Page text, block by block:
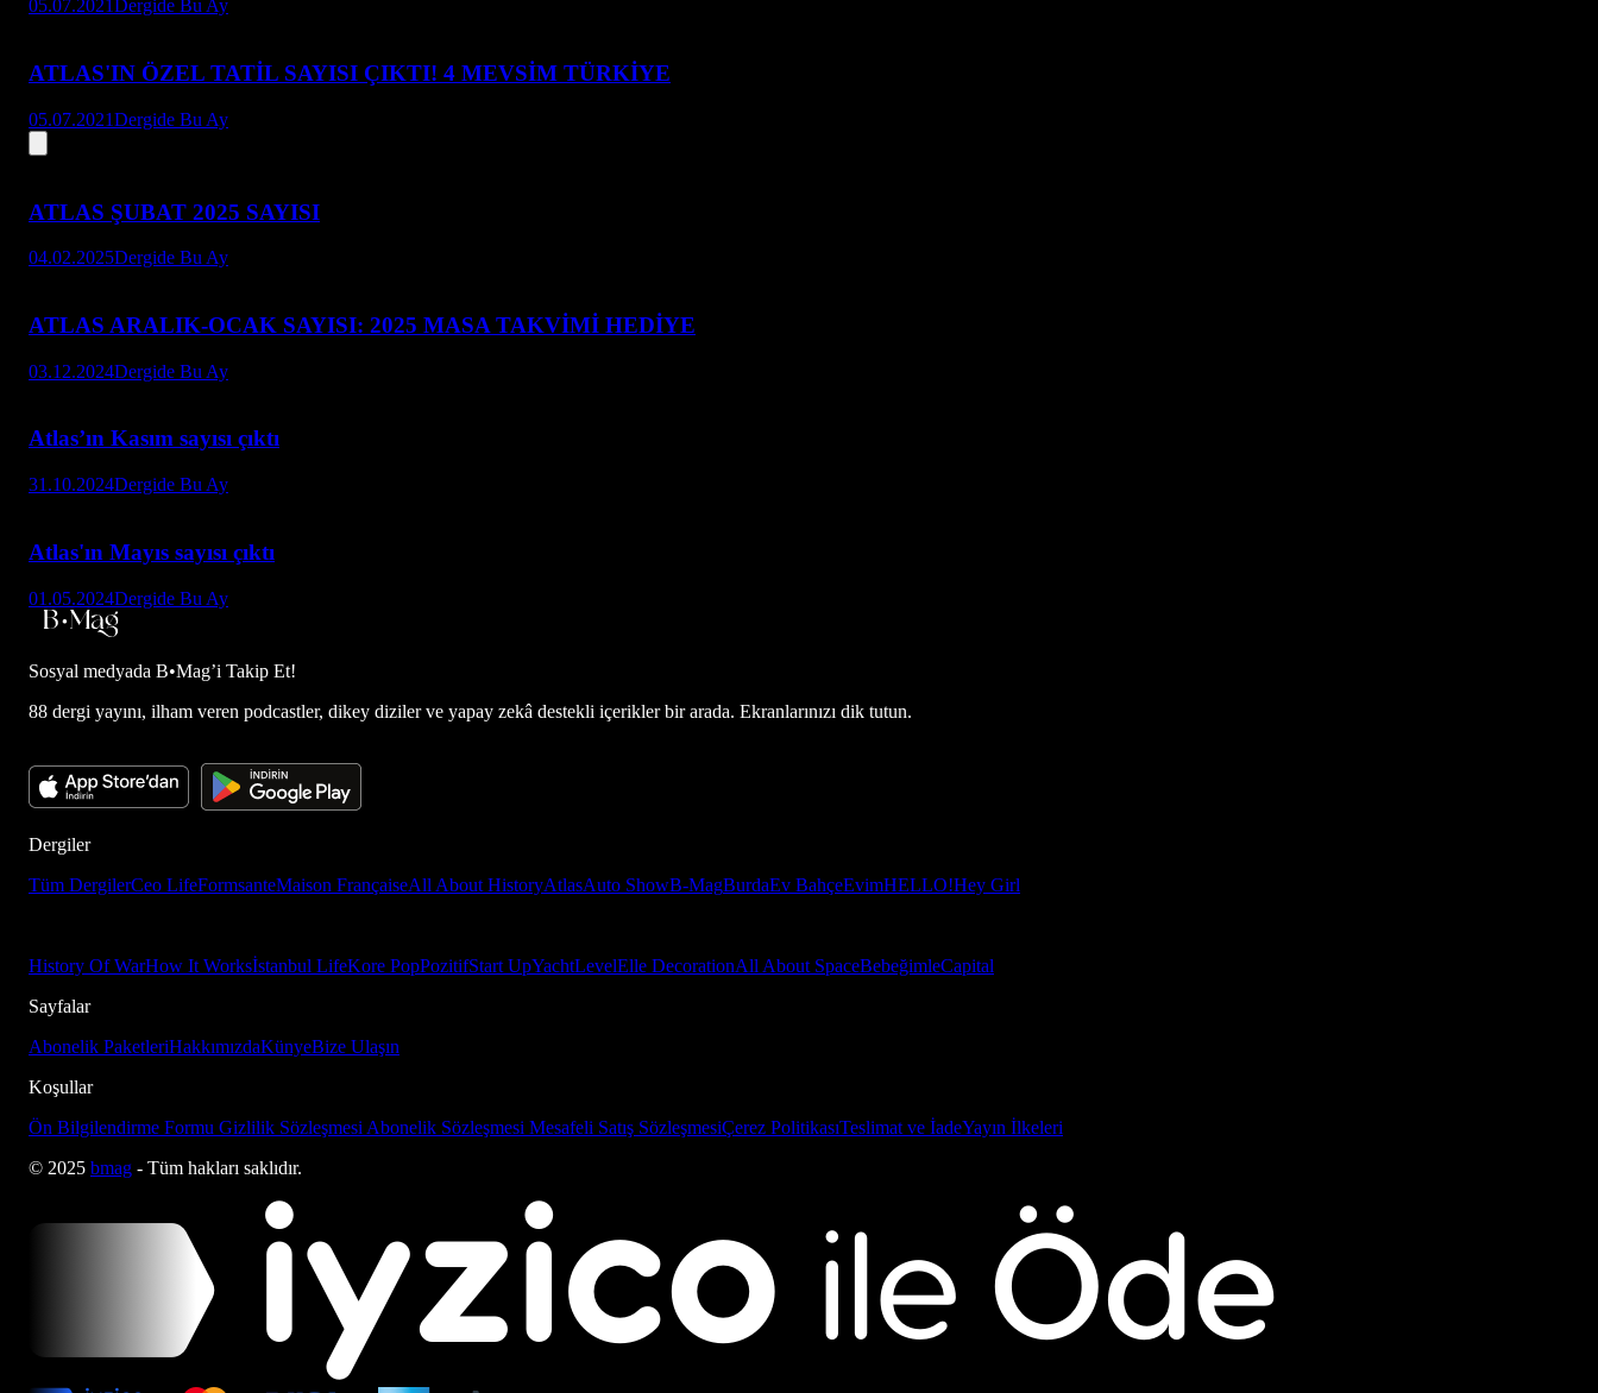
05.07.2021Dergide Bu Ay
ATLAS'IN ÖZEL TATİL SAYISI ÇIKTI! 4 MEVSİM TÜRKİYE
05.07.2021Dergide Bu Ay
ATLAS ŞUBAT 2025 SAYISI
04.02.2025Dergide Bu Ay
ATLAS ARALIK-OCAK SAYISI: 2025 MASA TAKVİMİ HEDİYE
03.12.2024Dergide Bu Ay
Atlas’ın Kasım sayısı çıktı
31.10.2024Dergide Bu Ay
Atlas'ın Mayıs sayısı çıktı
01.05.2024Dergide Bu Ay
Sosyal medyada B•Mag’i Takip Et!
88 dergi yayını, ilham veren podcastler, dikey diziler ve yapay zekâ destekli içerikler bir arada. Ekranlarınızı dik tutun.
Dergiler
Tüm DergilerCeo LifeFormsanteMaison FrançaiseAll About HistoryAtlasAuto ShowB-MagBurdaEv BahçeEvimHELLO!Hey Girl
History Of WarHow It Worksİstanbul LifeKore PopPozitifStart UpYachtLevelElle DecorationAll About SpaceBebeğimleCapital
Sayfalar
Abonelik PaketleriHakkımızdaKünyeBize Ulaşın
Koşullar
Ön Bilgilendirme Formu Gizlilik Sözleşmesi Abonelik Sözleşmesi Mesafeli Satış SözleşmesiÇerez PolitikasıTeslimat ve İadeYayın İlkeleri
© 2025 bmag - Tüm hakları saklıdır.